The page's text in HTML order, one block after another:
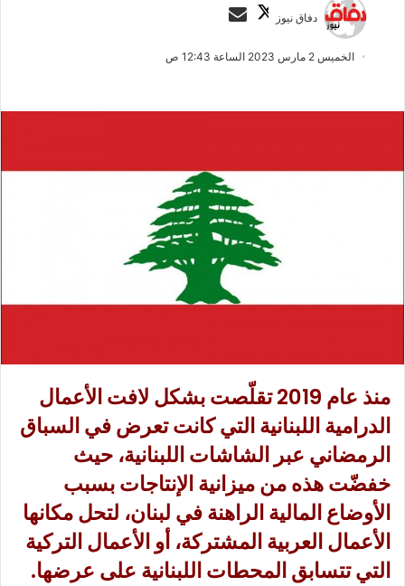
دفاق نيوز
ت
ب
ل
س
ر
ا
إ
ل
ك
ت
ر
و
الخميس 2 مارس 2023 الساعة 12:43 ص
منذ عام 2019 تقلّصت بشكل لافت الأعمال
الدرامية اللبنانية التي كانت تعرض في السباق
الرمضاني عبر الشاشات اللبنانية، حيث
خفضّت هذه من ميزانية الإنتاجات بسبب
الأوضاع المالية الراهنة في لبنان، لتحل مكانها
الأعمال العربية المشتركة، أو الأعمال التركية
التي تتسابق المحطات اللبنانية على عرضها.